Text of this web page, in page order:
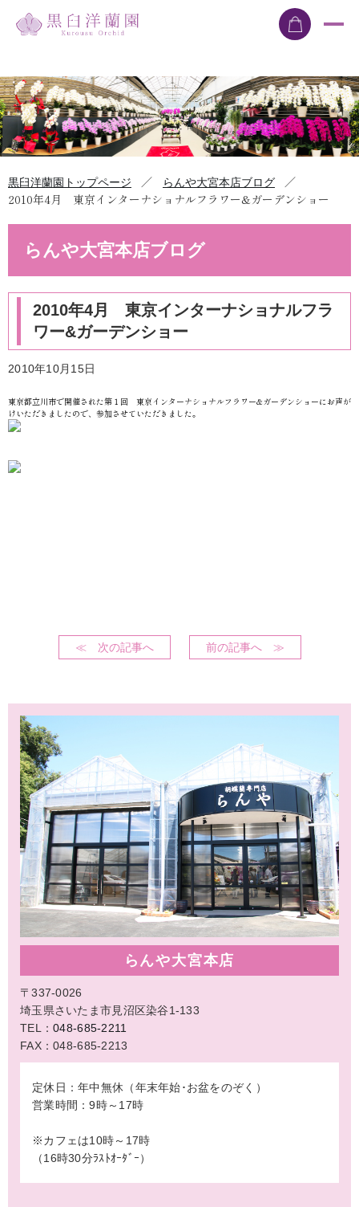
黒臼洋蘭園トップページ ／ らんや大宮本店ブログ
／
2010年4月 東京インターナショナルフラワー&ガーデンショー
らんや大宮本店ブログ
2010年4月 東京インターナショナルフラ
ワー&ガーデンショー
2010年10月15日
東京都立川市で開催された第１回 東京インターナショナルフラワー&ガーデンショーにお声が
けいただきましたので、参加させていただきました。
≪ 次の記事へ 前の記事へ ≫
らんや大宮本店
〒337-0026
埼玉県さいたま市見沼区染谷1-133
TEL：048-685-2211
FAX：048-685-2213
定休日：年中無休（年末年始･お盆をのぞく）
営業時間：9時～17時
※カフェは10時～17時
（16時30分ﾗｽﾄｵｰﾀﾞｰ）